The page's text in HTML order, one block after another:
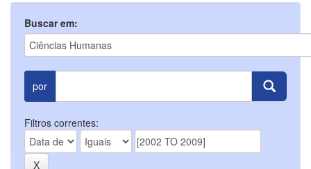
Buscar em:
por
Filtros correntes: